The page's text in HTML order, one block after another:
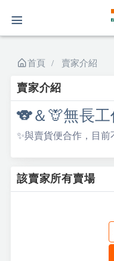
首頁 賣家介紹
賣家介紹
🐨＆🦒無長工
✨與賣貨便合作，目前
該賣家所有賣場